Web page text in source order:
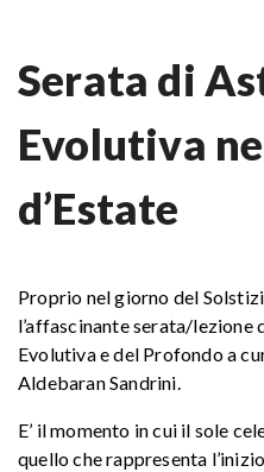
Serata di
Evolutiva
d’Estate
Proprio nel giorno del
l’affascinante serata/
Evolutiva e del Profondo a
Aldebaran Sandrini.
E’ il momento in cui il sole
quello che rappresenta